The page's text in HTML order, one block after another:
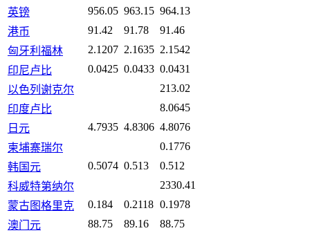
英镑
956.05 963.15 964.13
港币
91.42 91.78
91.46
匈牙利福林
2.1207 2.1635 2.1542
印尼卢比
0.0425 0.0433 0.0431
以色列谢克尔
213.02
印度卢比
8.0645
日元
4.7935 4.8306 4.8076
柬埔寨瑞尔
0.1776
韩国元
0.5074 0.513
0.512
科威特第纳尔
2330.41
蒙古图格里克
0.184 0.2118 0.1978
澳门元
88.75 89.16
88.75